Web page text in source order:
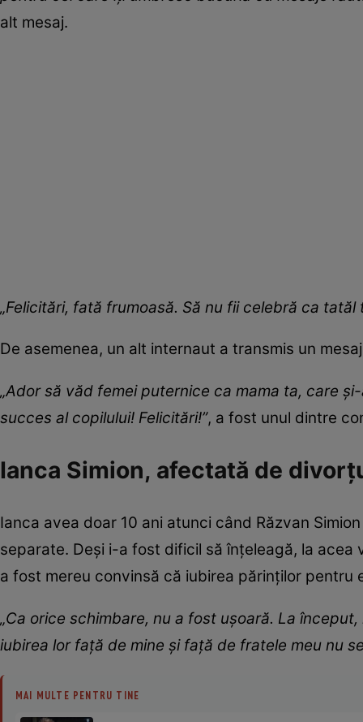
alt mesaj.
„Felicitări, fată frumoasă. Să nu fii celebră ca
De asemenea, un alt internaut a transmis un
„Ador să văd femei puternice ca mama ta, care
succes al copilului! Felicitări!”, a fost unul dintre
Ianca Simion, afectată de
Ianca avea doar 10 ani atunci când Răzvan
separate. Deși i-a fost dificil să înțeleagă, la
a fost mereu convinsă că iubirea părinților pentru
„Ca orice schimbare, nu a fost ușoară. La
iubirea lor față de mine și față de fratele meu nu
MAI MULTE PENTRU TINE